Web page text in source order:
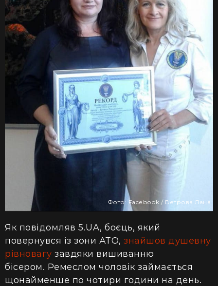
Фото: Facebook / Ветрова Лана
Як повідомляв 5.UA, боєць, який
повернувся із зони АТО, знайшов душевну
рівновагу завдяки вишиванню
бісером. Ремеслом чоловік займається
щонайменше по чотири години на день.